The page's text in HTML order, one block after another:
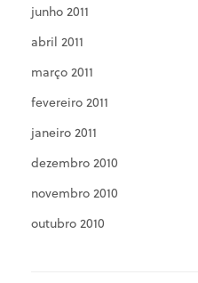
junho 2011
abril 2011
março 2011
fevereiro 2011
janeiro 2011
dezembro 2010
novembro 2010
outubro 2010